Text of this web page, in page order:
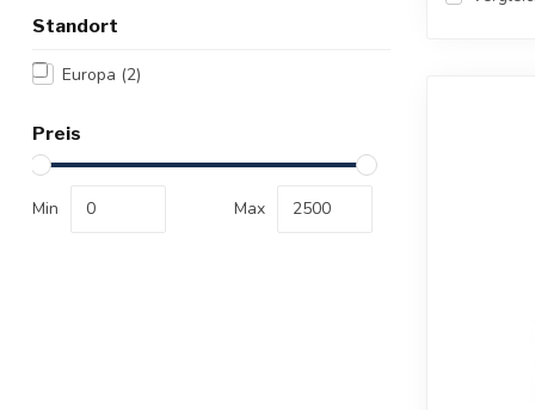
Standort
Europa (2)
Preis
Min Max